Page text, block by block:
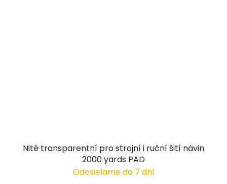
Nitě transparentní pro strojní i ruční šití návin
2000 yards PAD
Odosielame do 7 dní